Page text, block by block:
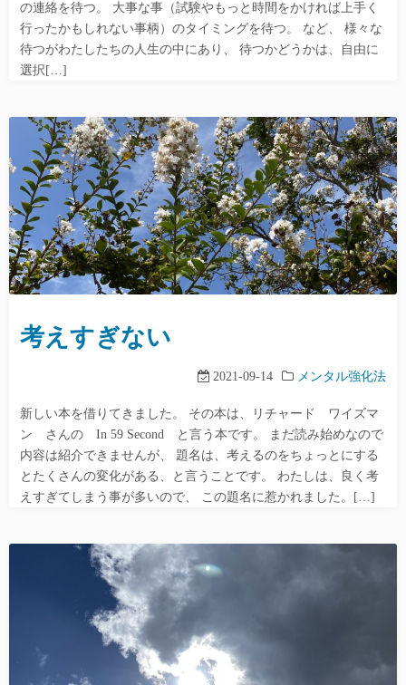
の連絡を待つ。 大事な事（試験やもっと時間をかければ上手く
行ったかもしれない事柄）のタイミングを待つ。 など、 様々な
待つがわたしたちの人生の中にあり、 待つかどうかは、自由に
選択[…]
考えすぎない
2021-09-14 メンタル強化法
新しい本を借りてきました。 その本は、リチャード ワイズマ
ン さんの In 59 Second と言う本です。 まだ読み始めなので
内容は紹介できませんが、 題名は、考えるのをちょっとにする
とたくさんの変化がある、と言うことです。 わたしは、良く考
えすぎてしまう事が多いので、 この題名に惹かれました。[…]